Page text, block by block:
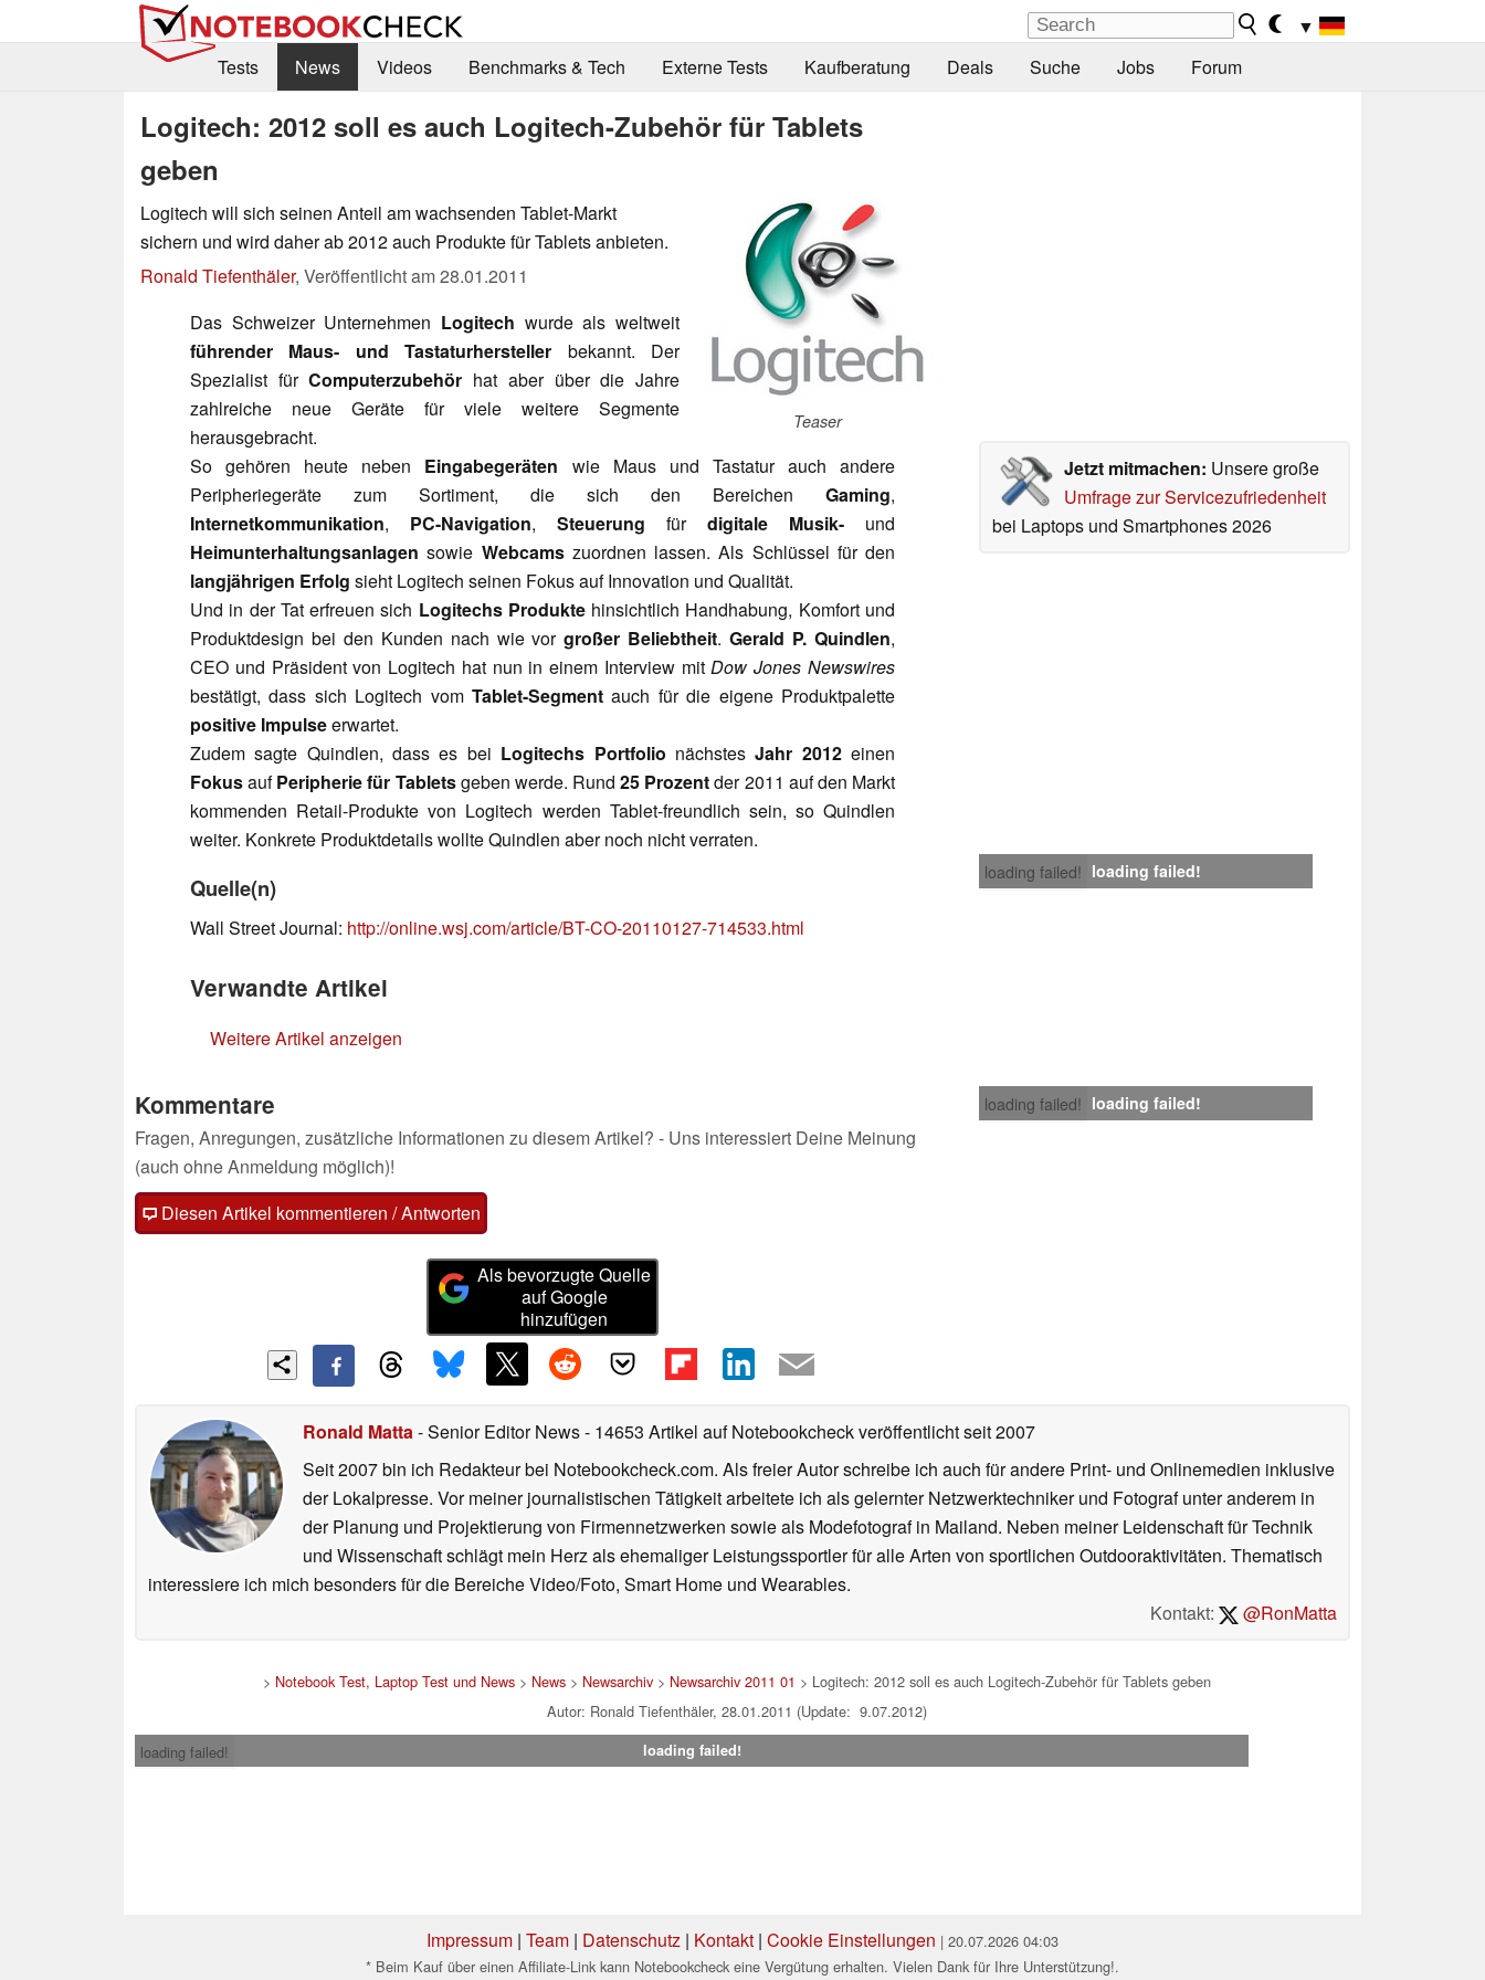
▼
Tests
News Videos Benchmarks & Tech Externe Tests Kaufberatung Deals Suche Jobs Forum
Logitech: 2012 soll es auch Logitech-Zubehör für Tablets
geben
Teaser
Logitech will sich seinen Anteil am wachsenden Tablet-Markt
sichern und wird daher ab 2012 auch Produkte für Tablets anbieten.
Ronald Tiefenthäler, Veröffentlicht am28.01.2011
Jetzt mitmachen: Unsere große
Umfrage zur Servicezufriedenheit
bei Laptops und Smartphones 2026
Das Schweizer Unternehmen Logitech wurde als weltweit
führender Maus- und Tastaturhersteller bekannt. Der
Spezialist fürComputerzubehör hat aber über die Jahre
zahlreiche neue Geräte für viele weitere Segmente
herausgebracht.
So gehören heute neben Eingabegeräten wie Maus und Tastatur auch andere
Peripheriegeräte zum Sortiment, die sich den Bereichen Gaming,
Internetkommunikation, PC-Navigation, Steuerung für digitale Musik- und
Heimunterhaltungsanlagen sowie Webcamszuordnen lassen. Als Schlüssel für den
langjährigen Erfolg sieht Logitech seinen Fokus auf Innovation und Qualität.
Und in der Tat erfreuen sich Logitechs Produktehinsichtlich Handhabung, Komfort und
Produktdesign bei den Kunden nach wie vorgroßer Beliebtheit.Gerald P. Quindlen,
CEO und Präsident von Logitech hat nun in einem Interview mitDow Jones Newswires
bestätigt, dass sich Logitech vom Tablet-Segment auch für die eigene Produktpalette
positive Impulseerwartet.
Zudem sagte Quindlen, dass es bei Logitechs Portfolio nächstesJahr 2012einen
FokusaufPeripherie für Tabletsgeben werde. Rund25 Prozentder 2011 auf den Markt
kommenden Retail-Produkte von Logitech werden Tablet-freundlich sein, so Quindlen
weiter. Konkrete Produktdetails wollte Quindlen aber noch nicht verraten.
loading failed! loading failed!
Quelle(n)
Wall Street Journal: http://online.wsj.com/article/BT-CO-20110127-714533.html
Verwandte Artikel
Weitere Artikel anzeigen
loading failed! loading failed!
Kommentare
Fragen, Anregungen, zusätzliche Informationen zu diesem Artikel? - Uns interessiert Deine Meinung
(auch ohne Anmeldung möglich)!
Diesen Artikel kommentieren / Antworten
Als bevorzugte Quelle
auf Google
hinzufügen
Ronald Matta- Senior Editor News- 14653 Artikel auf Notebookcheck veröffentlichtseit 2007
Seit 2007 bin ich Redakteur bei Notebookcheck.com. Als freier Autor schreibe ich auch für andere Print- und Onlinemedien inklusive
der Lokalpresse. Vor meiner journalistischen Tätigkeit arbeitete ich als gelernter Netzwerktechniker und Fotograf unter anderem in
der Planung und Projektierung von Firmennetzwerken sowie als Modefotograf in Mailand. Neben meiner Leidenschaft für Technik
und Wissenschaft schlägt mein Herz als ehemaliger Leistungssportler für alle Arten von sportlichen Outdooraktivitäten. Thematisch
interessiere ich mich besonders für die Bereiche Video/Foto, Smart Home und Wearables.
Kontakt:
@RonMatta
> Notebook Test, Laptop Test und News > News > Newsarchiv > Newsarchiv 2011 01 > Logitech: 2012 soll es auch Logitech-Zubehör für Tablets geben
Autor: Ronald Tiefenthäler, 28.01.2011 (Update: 9.07.2012)
loading failed!
loading failed!
Impressum | Team | Datenschutz | Kontakt | Cookie Einstellungen | 20.07.2026 04:03
* Beim Kauf über einen Affiliate-Link kann Notebookcheck eine Vergütung erhalten. Vielen Dank für Ihre Unterstützung!.